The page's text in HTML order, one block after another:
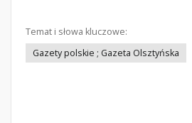
Temat i słowa kluczowe:
Gazety polskie ; Gazeta Olsztyńska